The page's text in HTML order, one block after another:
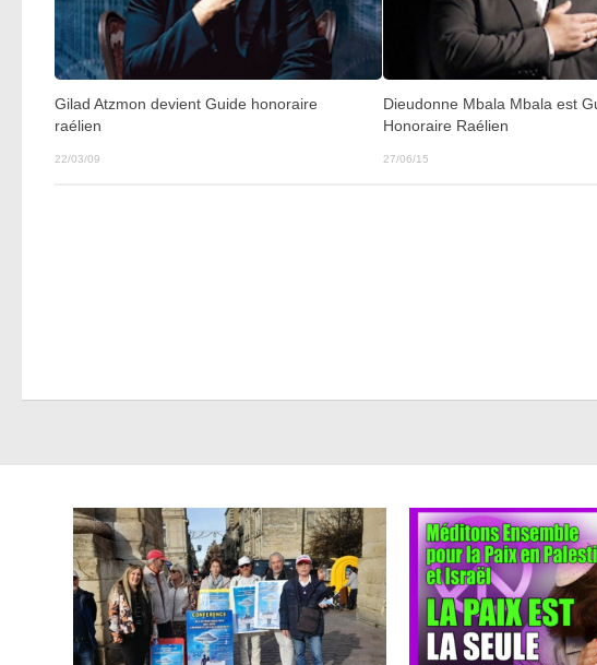
Gilad Atzmon devient Guide honoraire
raélien
22/03/09
Dieudonne Mbala Mbala est
Honoraire Raélien
27/06/15